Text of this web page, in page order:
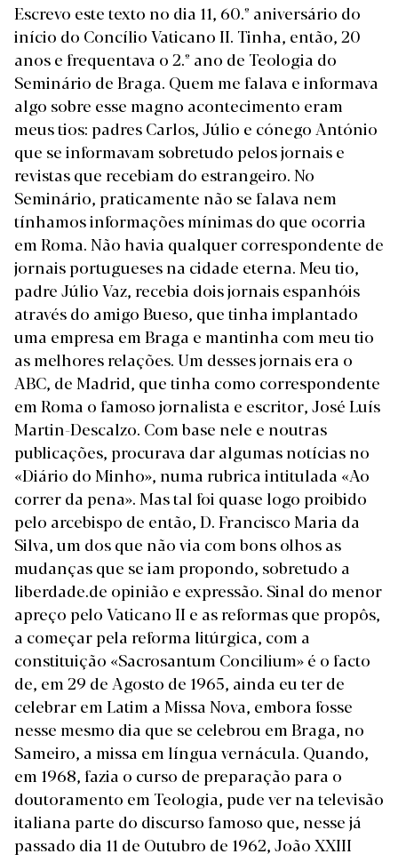
Escrevo este texto no dia 11, 60.º aniversário do
início do Concílio Vaticano II. Tinha, então, 20
anos e frequentava o 2.º ano de Teologia do
Seminário de Braga. Quem me falava e informava
algo sobre esse magno acontecimento eram
meus tios: padres Carlos, Júlio e cónego António
que se informavam sobretudo pelos jornais e
revistas que recebiam do estrangeiro. No
Seminário, praticamente não se falava nem
tínhamos informações mínimas do que ocorria
em Roma. Não havia qualquer correspondente de
jornais portugueses na cidade eterna. Meu tio,
padre Júlio Vaz, recebia dois jornais espanhóis
através do amigo Bueso, que tinha implantado
uma empresa em Braga e mantinha com meu tio
as melhores relações. Um desses jornais era o
ABC, de Madrid, que tinha como correspondente
em Roma o famoso jornalista e escritor, José Luís
Martin-Descalzo. Com base nele e noutras
publicações, procurava dar algumas notícias no
«Diário do Minho», numa rubrica intitulada «Ao
correr da pena». Mas tal foi quase logo proibido
pelo arcebispo de então, D. Francisco Maria da
Silva, um dos que não via com bons olhos as
mudanças que se iam propondo, sobretudo a
liberdade.de opinião e expressão. Sinal do menor
apreço pelo Vaticano II e as reformas que propôs,
a começar pela reforma litúrgica, com a
constituição «Sacrosantum Concilium» é o facto
de, em 29 de Agosto de 1965, ainda eu ter de
celebrar em Latim a Missa Nova, embora fosse
nesse mesmo dia que se celebrou em Braga, no
Sameiro, a missa em língua vernácula. Quando,
em 1968, fazia o curso de preparação para o
doutoramento em Teologia, pude ver na televisão
italiana parte do discurso famoso que, nesse já
passado dia 11 de Outubro de 1962, João XXIII